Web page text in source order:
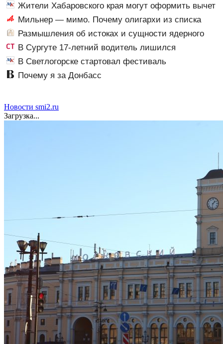
Жители Хабаровского края могут оформить вычет
за расходы на занятия спортом
Мильнер — мимо. Почему олигархи из списка
Forbes сдают паспорта РФ?
Размышления об истоках и сущности ядерного
оружия :: Издательство Русская Идея
В Сургуте 17-летний водитель лишился
автомобиля после дрифта в центре города
В Светлогорске стартовал фестиваль
современного искусства «Море внутри»
Почему я за Донбасс
Новости smi2.ru
Загрузка...